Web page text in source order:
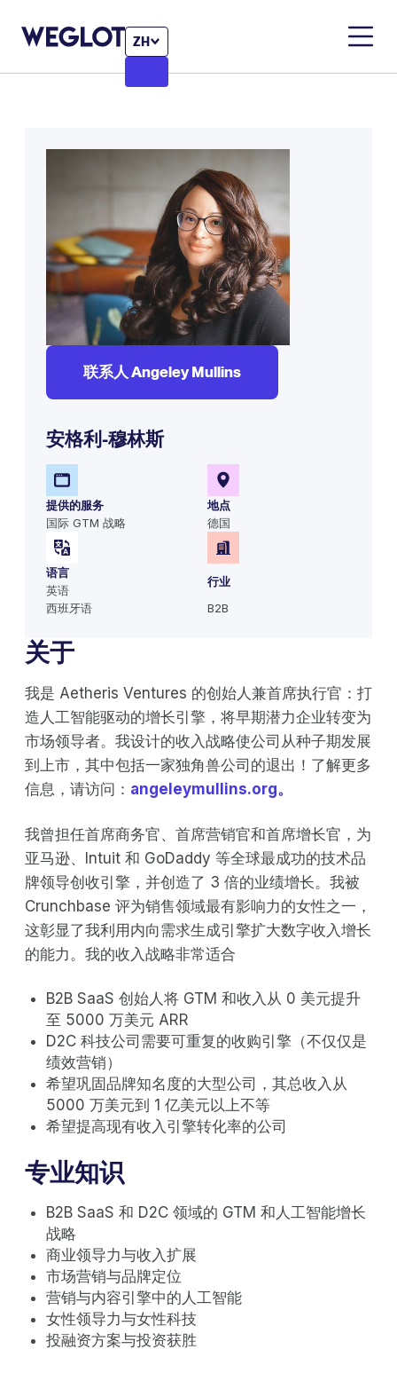
ZH
联系人 Angeley Mullins
安格利-穆林斯
提供的服务
国际 GTM 战略
地点
德国
语言
英语
西班牙语
行业
B2B
关于
我是 Aetheris Ventures 的创始人兼首席执行官：打
造人工智能驱动的增长引擎，将早期潜力企业转变为
市场领导者。我设计的收入战略使公司从种子期发展
到上市，其中包括一家独角兽公司的退出！了解更多
信息，请访问： angeleymullins.org。
我曾担任首席商务官、首席营销官和首席增长官，为
亚马逊、Intuit 和 GoDaddy 等全球最成功的技术品
牌领导创收引擎，并创造了 3 倍的业绩增长。我被
Crunchbase 评为销售领域最有影响力的女性之一，
这彰显了我利用内向需求生成引擎扩大数字收入增长
的能力。我的收入战略非常适合
B2B SaaS 创始人将 GTM 和收入从 0 美元提升
至 5000 万美元 ARR
D2C 科技公司需要可重复的收购引擎（不仅仅是
绩效营销）
希望巩固品牌知名度的大型公司，其总收入从
5000 万美元到 1 亿美元以上不等
希望提高现有收入引擎转化率的公司
专业知识
B2B SaaS 和 D2C 领域的 GTM 和人工智能增长
战略
商业领导力与收入扩展
市场营销与品牌定位
营销与内容引擎中的人工智能
女性领导力与女性科技
投融资方案与投资获胜